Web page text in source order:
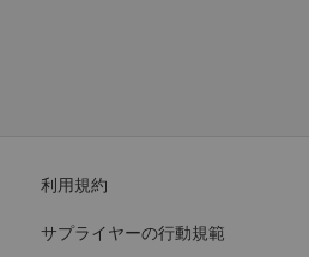
利用規約
サプライヤーの行動規範